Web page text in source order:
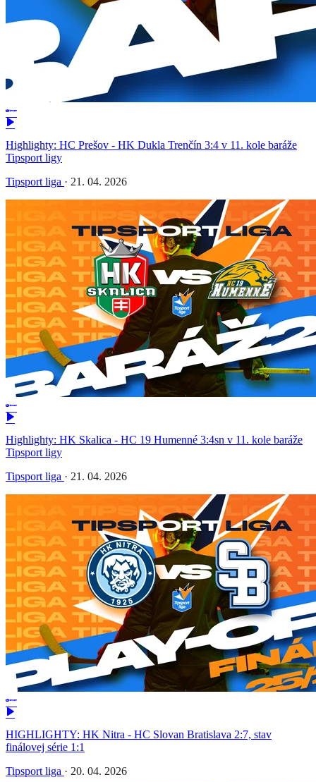
Highlighty: HC Prešov - HK Dukla Trenčín 3:4 v 11. kole baráže
Tipsport ligy
Tipsport liga · 21. 04. 2026
Highlighty: HK Skalica - HC 19 Humenné 3:4sn v 11. kole baráže
Tipsport ligy
Tipsport liga · 21. 04. 2026
HIGHLIGHTY: HK Nitra - HC Slovan Bratislava 2:7, stav
finálovej série 1:1
Tipsport liga · 20. 04. 2026